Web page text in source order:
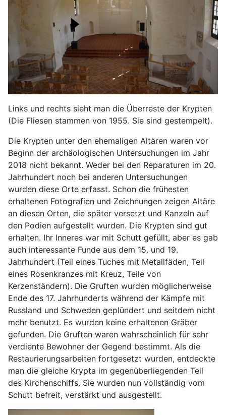
Links und rechts sieht man die Überreste der Krypten
(Die Fliesen stammen von 1955. Sie sind gestempelt).
Die Krypten unter den ehemaligen Altären waren vor
Beginn der archäologischen Untersuchungen im Jahr
2018 nicht bekannt. Weder bei den Reparaturen im 20.
Jahrhundert noch bei anderen Untersuchungen
wurden diese Orte erfasst. Schon die frühesten
erhaltenen Fotografien und Zeichnungen zeigen Altäre
an diesen Orten, die später versetzt und Kanzeln auf
den Podien aufgestellt wurden. Die Krypten sind gut
erhalten. Ihr Inneres war mit Schutt gefüllt, aber es gab
auch interessante Funde aus dem 15. und 19.
Jahrhundert (Teil eines Tuches mit Metallfäden, Teil
eines Rosenkranzes mit Kreuz, Teile von
Kerzenständern). Die Gruften wurden möglicherweise
Ende des 17. Jahrhunderts während der Kämpfe mit
Russland und Schweden geplündert und seitdem nicht
mehr benutzt. Es wurden keine erhaltenen Gräber
gefunden. Die Gruften waren wahrscheinlich für sehr
verdiente Bewohner der Gegend bestimmt. Als die
Restaurierungsarbeiten fortgesetzt wurden, entdeckte
man die gleiche Krypta im gegenüberliegenden Teil
des Kirchenschiffs. Sie wurden nun vollständig vom
Schutt befreit, verstärkt und ausgestellt.